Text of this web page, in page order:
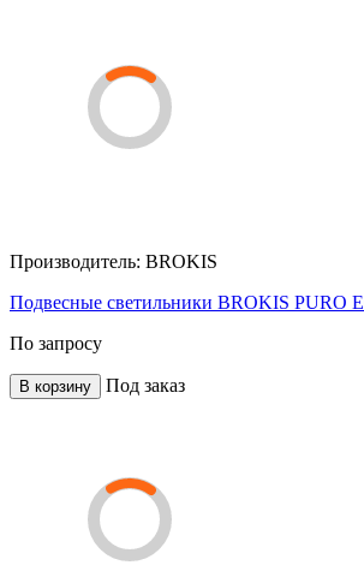
Производитель: BROKIS
Подвесные светильники BROKIS PURO
По запросу
В корзину Под заказ